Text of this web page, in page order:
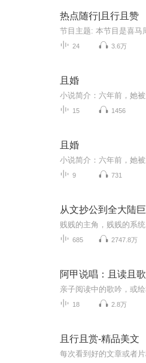
热点随行|且行且赞
24 3.6万
且婚
15 1456
且婚
9 731
从文抄公到全大陆
685 2747.8万
阿甲说唱：且读且歌
18 2.8万
且行且赏-精品美文